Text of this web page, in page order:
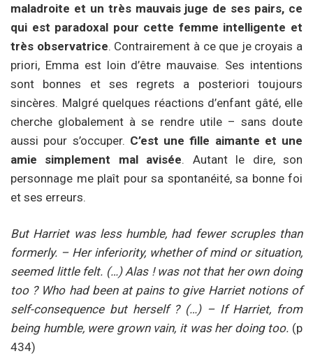
maladroite et un très mauvais juge de ses pairs, ce
qui est paradoxal pour cette femme intelligente et
très observatrice. Contrairement à ce que je croyais a
priori, Emma est loin d’être mauvaise. Ses intentions
sont bonnes et ses regrets a posteriori toujours
sincères. Malgré quelques réactions d’enfant gâté, elle
cherche globalement à se rendre utile – sans doute
aussi pour s’occuper. C’est une fille aimante et une
amie simplement mal avisée. Autant le dire, son
personnage me plaît pour sa spontanéité, sa bonne foi
et ses erreurs.
But Harriet was less humble, had fewer scruples than
formerly. – Her inferiority, whether of mind or situation,
seemed little felt. (…) Alas ! was not that her own doing
too ? Who had been at pains to give Harriet notions of
self-consequence but herself ? (…) – If Harriet, from
being humble, were grown vain, it was her doing too. (p
434)